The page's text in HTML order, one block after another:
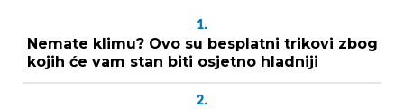
1.
Nemate klimu? Ovo su besplatni trikovi zbog
kojih će vam stan biti osjetno hladniji
2.